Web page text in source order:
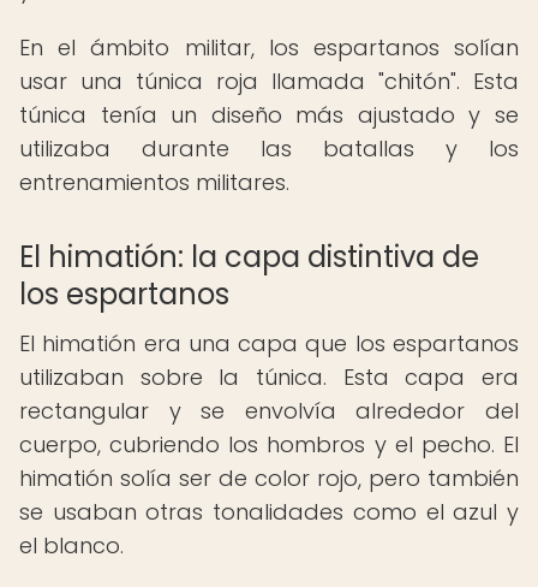
En el ámbito militar, los espartanos solían
usar una túnica roja llamada "chitón". Esta
túnica tenía un diseño más ajustado y se
utilizaba durante las batallas y los
entrenamientos militares.
El himatión: la capa distintiva de
los espartanos
El himatión era una capa que los espartanos
utilizaban sobre la túnica. Esta capa era
rectangular y se envolvía alrededor del
cuerpo, cubriendo los hombros y el pecho. El
himatión solía ser de color rojo, pero también
se usaban otras tonalidades como el azul y
el blanco.